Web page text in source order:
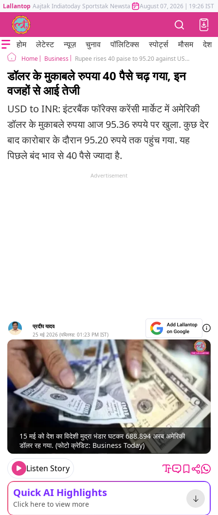
Lallantop Aajtak Indiatoday Sportstak Newstak Mumbai Tak Astrotak
August 07, 2026 | 19:26 IST
होम लेटेस्ट न्यूज़ चुनाव पॉलिटिक्स स्पोर्ट्स मौसम देश
Home Business Rupee rises 40 paise to 95.20 against US dollar, why rupee rises?
डॉलर के मुकाबले रुपया 40 पैसे चढ़ गया, इन
वजहों से आई तेजी
USD to INR: इंटरबैंक फॉरेक्स करेंसी मार्केट में अमेरिकी
डॉलर के मुकाबले रुपया आज 95.36 रुपये पर खुला. कुछ देर
बाद कारोबार के दौरान 95.20 रुपये तक पहुंच गया. यह
पिछले बंद भाव से 40 पैसे ज्यादा है.
Advertisement
प्रदीप यादव
25 मई 2026 (पब्लिश्ड: 01:23 PM IST)
15 मई को देश का विदेशी मुद्रा भंडार घटकर 688.894 अरब अमेरिकी
डॉलर रह गया. (फोटो क्रेडिट: Business Today)
Listen Story
Quick AI Highlights
Click here to view more